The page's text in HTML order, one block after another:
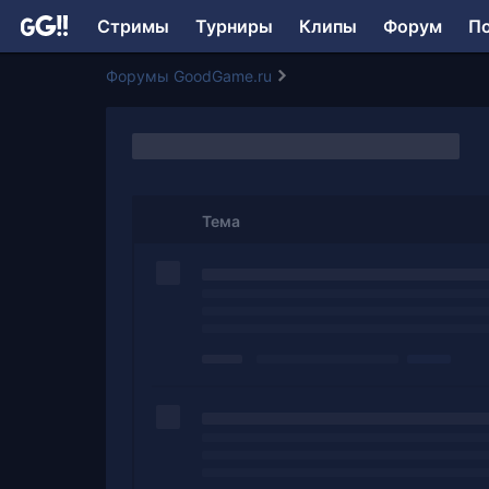
Стримы Турниры Клипы Форум
Форумы GoodGame.ru
Тема